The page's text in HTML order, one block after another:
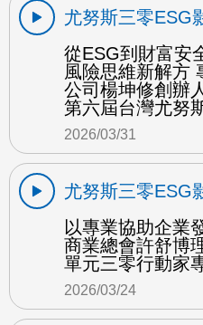
尤努斯三零ESG
從ESG到財富安
風險思維新解方
公司楊坤修創辦
第六屆台灣尤努
2026/03/31
尤努斯三零ESG
以專業協助企業
商業總會許舒博
單元三零行動家
2026/03/24